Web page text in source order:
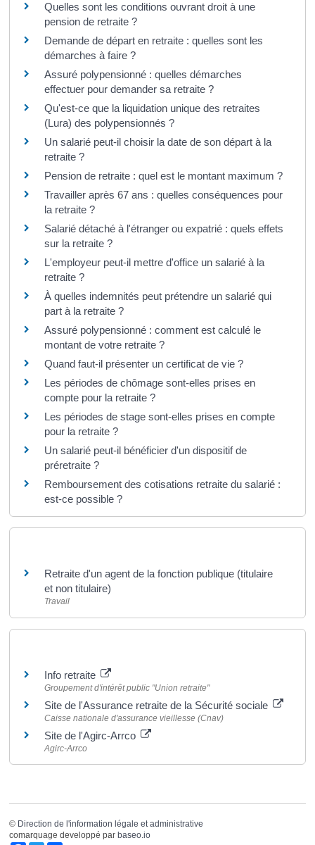
Quelles sont les conditions ouvrant droit à une
pension de retraite ?
Demande de départ en retraite : quelles sont les
démarches à faire ?
Assuré polypensionné : quelles démarches
effectuer pour demander sa retraite ?
Qu'est-ce que la liquidation unique des retraites
(Lura) des polypensionnés ?
Un salarié peut-il choisir la date de son départ à la
retraite ?
Pension de retraite : quel est le montant maximum ?
Travailler après 67 ans : quelles conséquences pour
la retraite ?
Salarié détaché à l'étranger ou expatrié : quels effets
sur la retraite ?
L'employeur peut-il mettre d'office un salarié à la
retraite ?
À quelles indemnités peut prétendre un salarié qui
part à la retraite ?
Assuré polypensionné : comment est calculé le
montant de votre retraite ?
Quand faut-il présenter un certificat de vie ?
Les périodes de chômage sont-elles prises en
compte pour la retraite ?
Les périodes de stage sont-elles prises en compte
pour la retraite ?
Un salarié peut-il bénéficier d'un dispositif de
préretraite ?
Remboursement des cotisations retraite du salarié :
est-ce possible ?
Retraite d'un agent de la fonction publique (titulaire
et non titulaire)
Travail
Info retraite
Groupement d'intérêt public "Union retraite"
Site de l'Assurance retraite de la Sécurité sociale
Caisse nationale d'assurance vieillesse (Cnav)
Site de l'Agirc-Arrco
Agirc-Arrco
© Direction de l'information légale et administrative
comarquage developpé par baseo.io